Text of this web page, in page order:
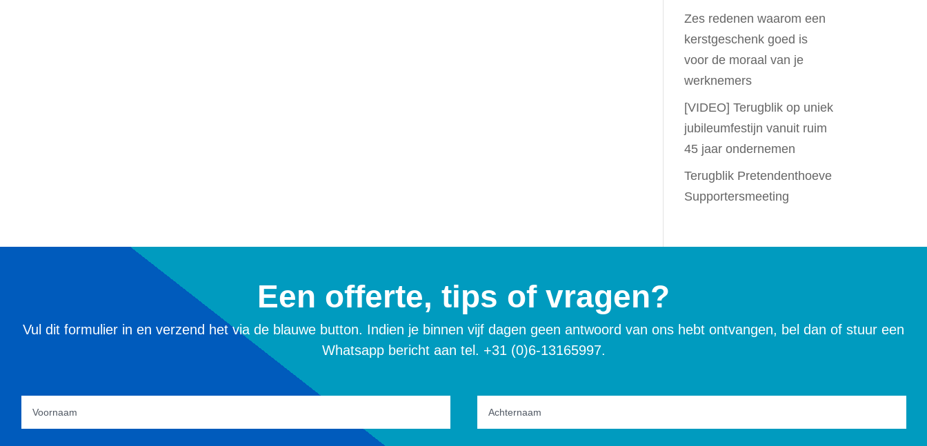
Zes redenen waarom een
kerstgeschenk goed is
voor de moraal van je
werknemers
[VIDEO] Terugblik op uniek
jubileumfestijn vanuit ruim
45 jaar ondernemen
Terugblik Pretendenthoeve
Supportersmeeting
Een offerte, tips of vragen?
Vul dit formulier in en verzend het via de blauwe button. Indien je binnen vijf dagen geen antwoord van ons hebt ontvangen, bel dan of stuur een
Whatsapp bericht aan tel. +31 (0)6-13165997.